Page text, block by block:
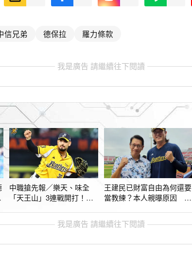
信兄弟 德保拉 羅力條款
我是廣告 請繼續往下閱讀
中職搶先報／樂天、味全
「天王山」3連戰開打！兄
王建民已財富自由為何還要
當教練？本人親曝原因 徐
我是廣告 請繼續往下閱讀